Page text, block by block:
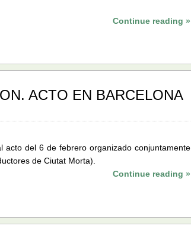
Continue reading »
ACTO EN BARCELONA
acto del 6 de febrero organizado conjuntamente
de Ciutat Morta).
Continue reading »